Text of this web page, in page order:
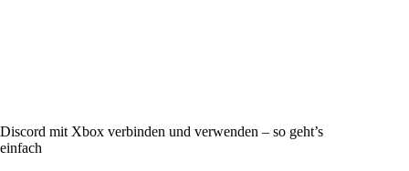
Discord mit Xbox verbinden und verwenden – so geht’s
einfach